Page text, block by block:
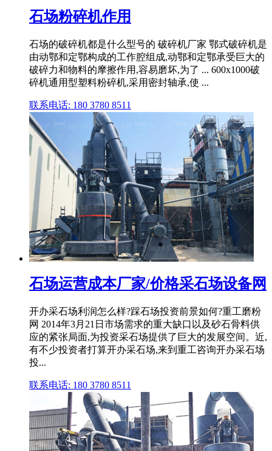
石场粉碎机作用
石场的破碎机都是什么型号的 破碎机厂家 鄂式破碎机是
由动鄂和定鄂构成的工作腔组成,动鄂和定鄂承受巨大的
破碎力和物料的摩擦作用,容易磨坏,为了 ... 600x1000破
碎机通用型塑料粉碎机,采用密封轴承,使 ...
联系电话: 180 3780 8511
石场运营成本厂家/价格采石场设备网
开办采石场利润怎么样?踩石场投资前景如何?重工磨粉
网 2014年3月21日市场需求的重大缺口以及砂石骨料供
应的紧张局面,为投资采石场提供了巨大的发展空间。近,
有不少投资者打算开办采石场,来到重工咨询开办采石场
投...
联系电话: 180 3780 8511